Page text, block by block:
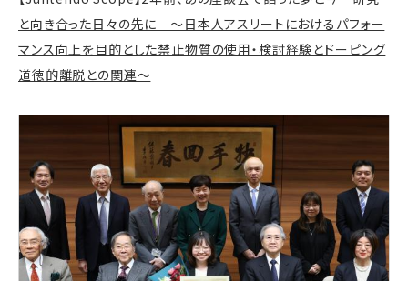
と向き合った日々の先に ～日本人アスリートにおけるパフォー
マンス向上を目的とした禁止物質の使用・検討経験とドーピング
道徳的離脱との関連～